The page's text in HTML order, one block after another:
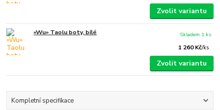
Zvolit variantu
«Wu» Taolu boty, bílé
1 260 Kč/ks
Skladem 1 ks
Zvolit variantu
Kompletní specifikace